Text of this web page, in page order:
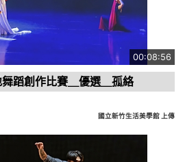
00:08:56
蹈創作比賽＿優選＿孤絡
國立新竹生活美學館 上傳